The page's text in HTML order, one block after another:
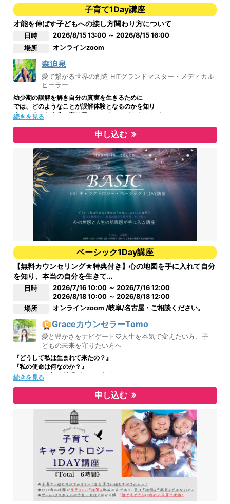
子育て1Day講座
才能を伸ばす子どもへの接し方関わり方について
日時
2026/8/15 13:00 ～ 2026/8/15 16:00
場所
オンラインzoom
森迫泉
愛で繋がる世界の創造 HITグランドマスター・メディカル
ヒーラー
幼少期の誤解を解き自分の真実を生きるために
では、どのようなことが誤解体験となるのかを知り
内なる小さな自分に寄り添っていくことができるのが
全6時間の残りの日程はお申し込み後に相談の上、決定します。
子どもと共に生きる未来のために
子どもたち一人一人が自分らしく
産まれてきた時のエッセンスそのままに
個性や才能を世界に放って行けたら
どんなにすばらしいだろう
そんな世界が見たいから
子どもに接する大人が
どんなことを大切にしていけば良いのか
こころと現実創造の真実を知り
行動すること
たった一人の大人から
子どもの世界が変わるとしたら
あなたはどうしたいですか？
子どもが大切で大好きなあなたに届けたい
愛を伝える子育て法があります。
続きを見る
申し込む
ベーシック1Day講座
【無料カウンセリング★特典付き】心の地図を手に入れて自分
を知り、本当の自分を生きて…
日時
2026/7/16 10:00 ～ 2026/7/16 12:00
2026/8/18 10:00 ～ 2026/8/18 12:00
場所
オンラインzoom /岐阜/名古屋・ご相談ください。
GraceカウンセラーTomo
愛と豊かさをナビゲート♡人生を本気で変えたい方、子
どもの未来を守りたい方へ
『どうして私は生まれて来たの？』
『私の使命は何なのか？』
そのこたえを知る鍵
がここにある…
＊自分を変えたい・自分を知りたい・本当の自分を生きたい すべての方
どうしてわかってくれないんだろう？
あの人が何を考えているのか全然わからない……。
自分でも、もうどうしていいかすらわからない……。
そんなあなたへ
心の地図を手に入れて、自分を知り、本当の自分を生きてみませんか？
★TOTAL6時間の講座です。2回目はお申し込み時に相談の上、決めまし
ょう。ご希望をお知らせください。
続きを見る
申し込む